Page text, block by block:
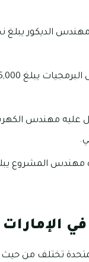
الإمارات
تختلف من